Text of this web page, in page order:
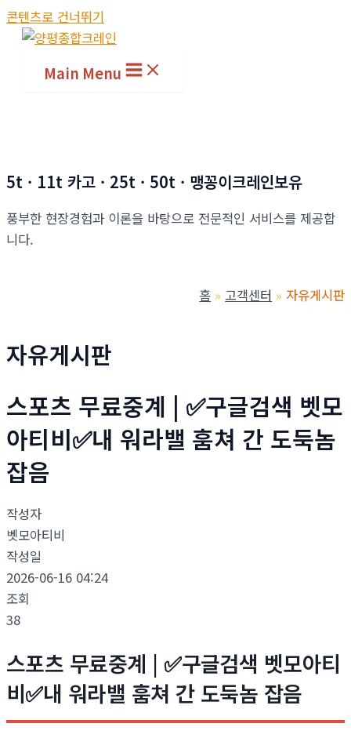
콘텐츠로 건너뛰기
Main Menu
5t · 11t 카고 · 25t · 50t · 맹꽁이크레인보유
풍부한 현장경험과 이론을 바탕으로 전문적인 서비스를 제공합
니다.
홈 고객센터 자유게시판
자유게시판
스포츠 무료중계 | ✅구글검색 벳모
아티비✅내 워라밸 훔쳐 간 도둑놈
잡음
작성자
벳모아티비
작성일
2026-06-16 04:24
조회
38
스포츠 무료중계 | ✅구글검색 벳모아티
비✅내 워라밸 훔쳐 간 도둑놈 잡음